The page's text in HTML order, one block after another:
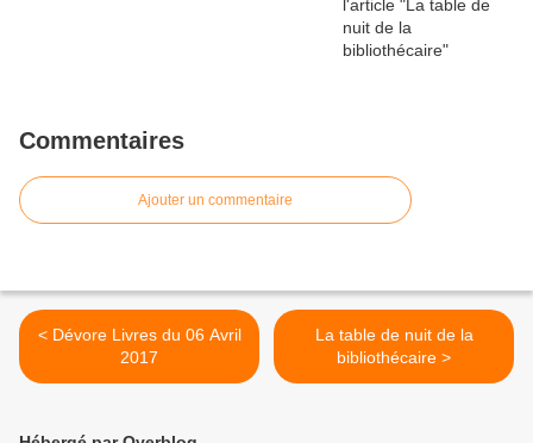
Commentaires
Ajouter un commentaire
< Dévore Livres du 06 Avril
2017
La table de nuit de la
bibliothécaire >